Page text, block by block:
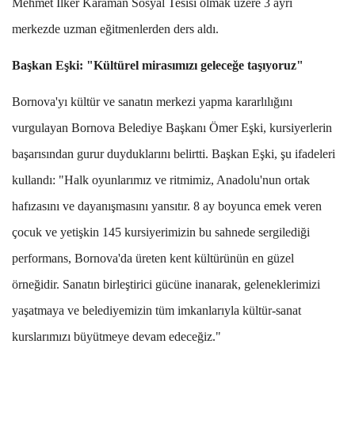
merkezde uzman eğitmenlerden ders aldı.
Başkan Eşki: "Kültürel mirasımızı geleceğe taşıyoruz"
Bornova'yı kültür ve sanatın merkezi yapma kararlılığını
vurgulayan Bornova Belediye Başkanı Ömer Eşki, kursiyerlerin
başarısından gurur duyduklarını belirtti. Başkan Eşki, şu ifadeleri
kullandı: "Halk oyunlarımız ve ritmimiz, Anadolu'nun ortak
hafızasını ve dayanışmasını yansıtır. 8 ay boyunca emek veren
çocuk ve yetişkin 145 kursiyerimizin bu sahnede sergilediği
performans, Bornova'da üreten kent kültürünün en güzel
örneğidir. Sanatın birleştirici gücüne inanarak, geleneklerimizi
yaşatmaya ve belediyemizin tüm imkanlarıyla kültür-sanat
kurslarımızı büyütmeye devam edeceğiz."